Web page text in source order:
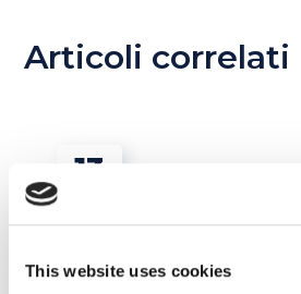
This website uses cookies
Articoli correlati
13